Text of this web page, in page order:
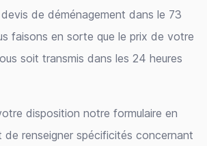
de déménagement dans le 73
faisons en sorte que le prix de votre
soit transmis dans les 24 heures
disposition notre formulaire en
de renseigner spécificités concernant